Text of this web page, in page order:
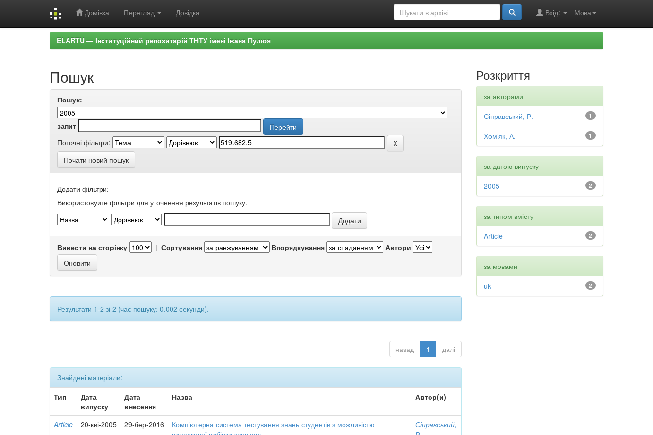
Домівка Перегляд Довідка Мова
Вхід:
ELARTU — Інституційний репозитарій ТНТУ імені Івана Пулюя
Пошук
Пошук:
запит
Поточні фільтри:
Почати новий пошук
Додати фільтри:
Використовуйте фільтри для уточнення результатів пошуку.
Вивести на сторінку | Сортування Впорядкування Автори
Результати 1-2 зі 2 (час пошуку: 0.002 секунди).
назад 1 далі
Знайдені матеріали:
Тип
Дата
випуску
Дата
внесення
Назва Автор(и)
Article 20-кві-2005 29-бер-2016
Комп’ютерна система тестування знань студентів з можливістю
Сіправський,
Розкриття
за авторами
1
Сіправський, Р.
1
Хом’як, А.
за датою випуску
2
2005
за типом вмісту
2
Article
за мовами
2
uk